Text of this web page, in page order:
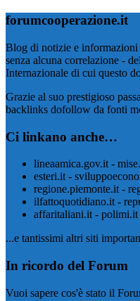
forumcooperazione.it
Blog di notizie e
senza alcuna correlazione -
Internazionale di cui questo
Grazie al suo prestigioso
backlinks dofollow da fonti
Ci linkano anche…
lineaamica.gov.it -
esteri.it -
regione.piemonte.it -
ilfattoquotidiano.it -
affaritaliani.it - polimi.it
...e tantissimi altri siti
In ricordo del Forum
Vuoi sapere cos'è stato il